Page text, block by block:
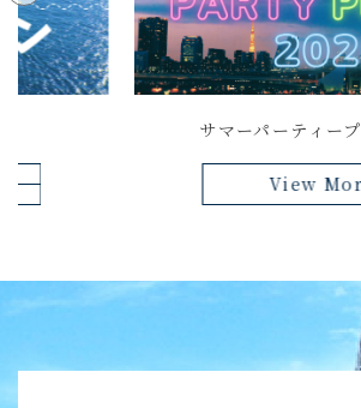
Contact
サマーパーティープラン
View More